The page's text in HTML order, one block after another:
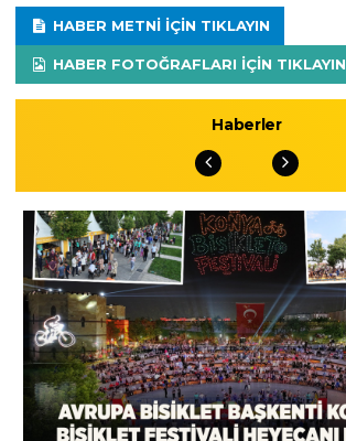
HABER METNI IÇIN TIKLAYIN
HABER FOTOĞRAFLARI IÇIN TIKLAYIN
Haberler